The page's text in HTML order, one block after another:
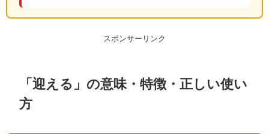
スポンサーリンク
「迎える」の意味・特徴・正しい使い
方